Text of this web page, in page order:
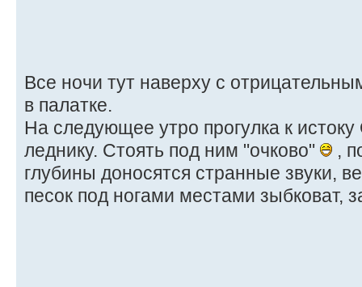
Все ночи тут наверху с
в палатке.
На следующее утро прогулка к
леднику. Стоять под ним "очково"
,
глубины доносятся странные звуки,
песок под ногами местами зыбковат,